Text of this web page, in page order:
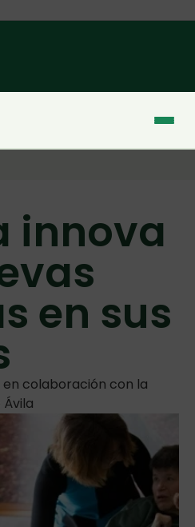
con nuevas terapias en
innova
en sus
colaboración con la